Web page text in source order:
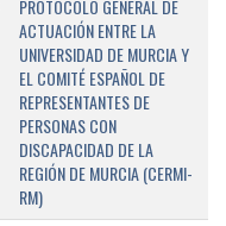
PROTOCOLO GENERAL DE
ACTUACIÓN ENTRE LA
UNIVERSIDAD DE MURCIA Y
EL COMITÉ ESPAÑOL DE
REPRESENTANTES DE
PERSONAS CON
DISCAPACIDAD DE LA
REGIÓN DE MURCIA (CERMI-
RM)